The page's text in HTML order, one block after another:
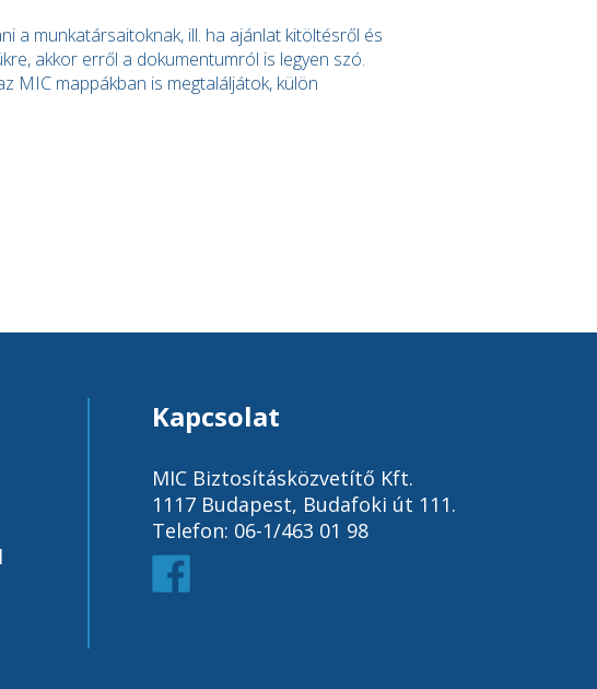
a munkatársaitoknak, ill. ha ajánlat kitöltésről és
akkor erről a dokumentumról is legyen szó.
MIC mappákban is megtaláljátok, külön
Kapcsolat
MIC Biztosításközvetítő Kft.
1117 Budapest, Budafoki út 111.
Telefon: 06-1/463 01 98